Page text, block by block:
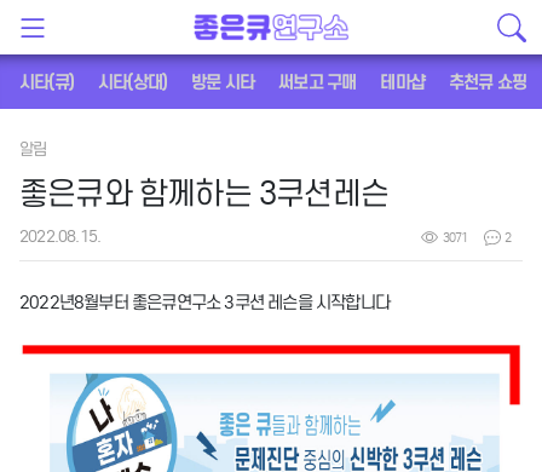
시타(큐) 시타(상대) 방문 시타 써보고 구매 테마샵 추천큐 쇼핑
알림
좋은큐와 함께하는 3쿠션레슨
2022.08.15. 3071 2
2022년8월부터 좋은큐연구소 3쿠션 레슨을 시작합니다